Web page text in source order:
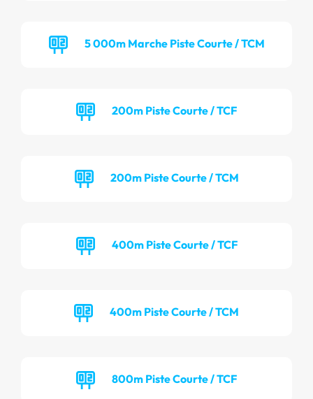
5 000m Marche Piste Courte / TCM
200m Piste Courte / TCF
200m Piste Courte / TCM
400m Piste Courte / TCF
400m Piste Courte / TCM
800m Piste Courte / TCF